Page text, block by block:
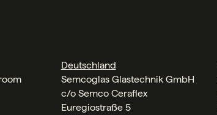
Deutschland
Semcoglas Glastechnik GmbH
c/o Semco Ceraflex
Euregiostraße 5